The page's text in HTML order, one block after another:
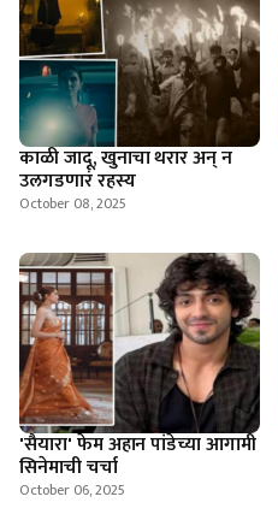
काळी जादू, खुनाचा थरार अन् न
उलगडणारं रहस्य
October 08, 2025
'सैयारा' फेम अहान पांडेच्या आगामी
सिनेमाची चर्चा
October 06, 2025